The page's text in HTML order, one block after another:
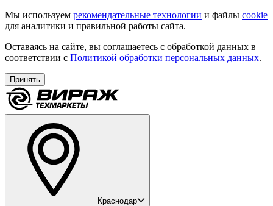
Мы используем рекомендательные технологии и файлы cookie
для аналитики и правильной работы сайта.
Оставаясь на сайте, вы соглашаетесь с обработкой данных в
соответствии с Политикой обработки персональных данных.
Принять
Краснодар